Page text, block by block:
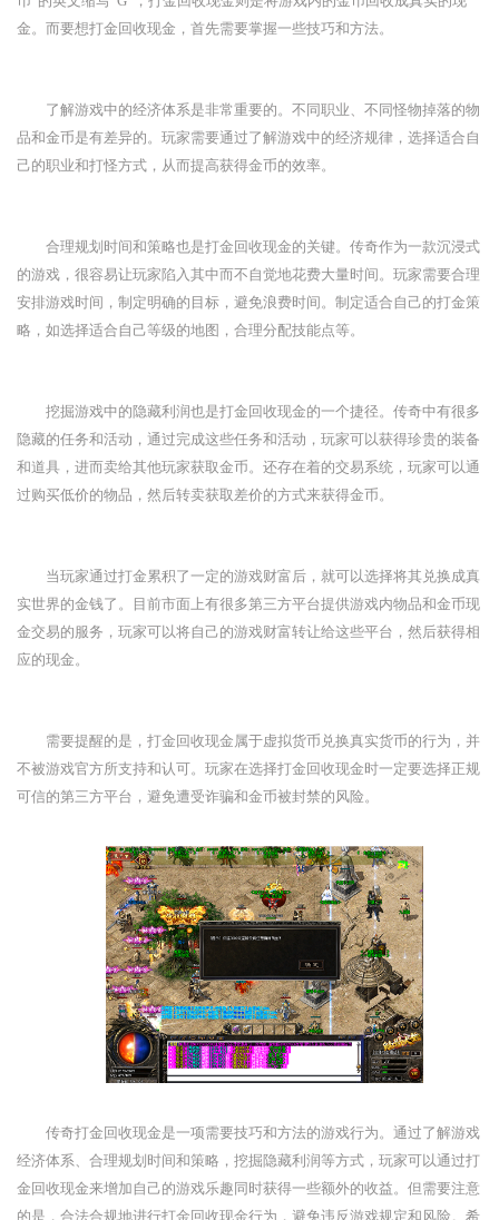
金。而要想打金回收现金，首先需要掌握一些技巧和方法。
了解游戏中的经济体系是非常重要的。不同职业、不同怪物掉落的物
品和金币是有差异的。玩家需要通过了解游戏中的经济规律，选择适合自
己的职业和打怪方式，从而提高获得金币的效率。
合理规划时间和策略也是打金回收现金的关键。传奇作为一款沉浸式
的游戏，很容易让玩家陷入其中而不自觉地花费大量时间。玩家需要合理
安排游戏时间，制定明确的目标，避免浪费时间。制定适合自己的打金策
略，如选择适合自己等级的地图，合理分配技能点等。
挖掘游戏中的隐藏利润也是打金回收现金的一个捷径。传奇中有很多
隐藏的任务和活动，通过完成这些任务和活动，玩家可以获得珍贵的装备
和道具，进而卖给其他玩家获取金币。还存在着的交易系统，玩家可以通
过购买低价的物品，然后转卖获取差价的方式来获得金币。
当玩家通过打金累积了一定的游戏财富后，就可以选择将其兑换成真
实世界的金钱了。目前市面上有很多第三方平台提供游戏内物品和金币现
金交易的服务，玩家可以将自己的游戏财富转让给这些平台，然后获得相
应的现金。
需要提醒的是，打金回收现金属于虚拟货币兑换真实货币的行为，并
不被游戏官方所支持和认可。玩家在选择打金回收现金时一定要选择正规
可信的第三方平台，避免遭受诈骗和金币被封禁的风险。
传奇打金回收现金是一项需要技巧和方法的游戏行为。通过了解游戏
经济体系、合理规划时间和策略，挖掘隐藏利润等方式，玩家可以通过打
金回收现金来增加自己的游戏乐趣同时获得一些额外的收益。但需要注意
的是，合法合规地进行打金回收现金行为，避免违反游戏规定和风险。希